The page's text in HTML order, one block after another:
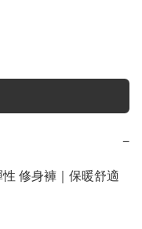
−
修身褲｜保暖舒適